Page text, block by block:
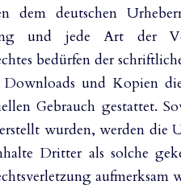
dem deutschen
und jede Art der
bedürfen der
Downloads und Kopien
Gebrauch gestattet.
wurden, werden die
Dritter als solche
aufmerksam